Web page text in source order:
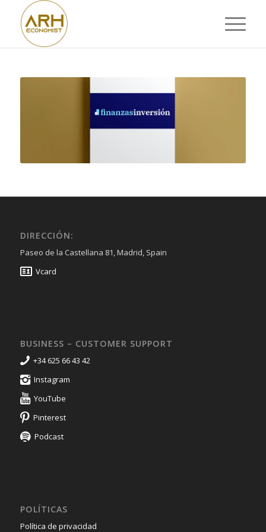
DIRECCIÓN:
Paseo de la Castellana 81, Madrid, Spain
Vcard
BUSINESS – CUSTOMER SUPPORT
+34 625 66 43 42
Instagram
YouTube
Pinterest
Podcast
POLÍTICAS
Política de privacidad